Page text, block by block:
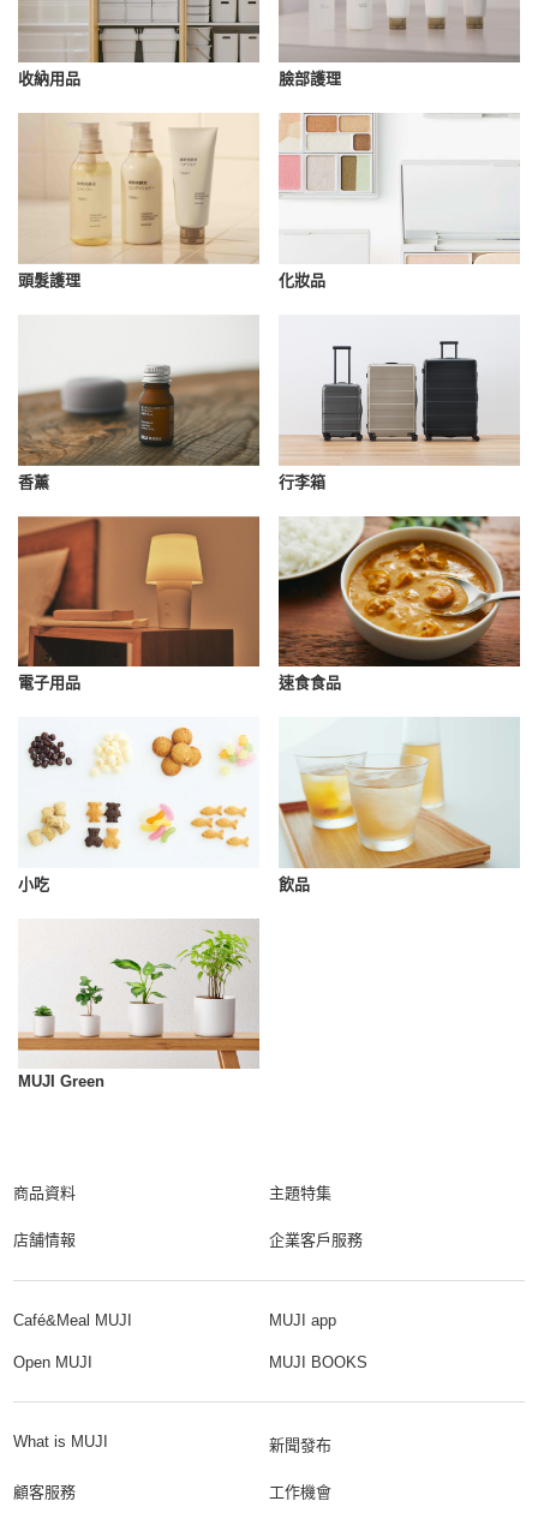
收納用品 臉部護理
頭髮護理 化妝品
香薰 行李箱
電子用品 速食食品
小吃 飲品
MUJI Green
商品資料 主題特集
店舗情報 企業客戶服務
Café&Meal MUJI MUJI app
Open MUJI MUJI BOOKS
What is MUJI 新聞發布
顧客服務 工作機會